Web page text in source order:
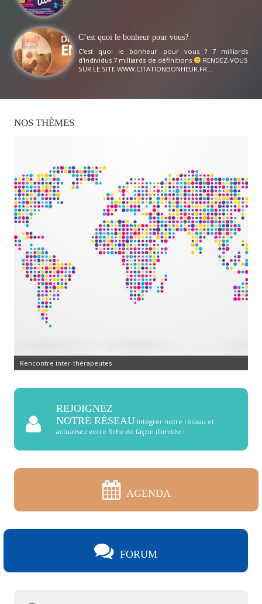
C’est quoi le bonheur pour vous?
C'est quoi le bonheur pour vous ? 7 milliards
d'individus 7 milliards de définitions
RENDEZ-VOUS
SUR LE SITE WWW.CITATIONBONHEUR.FR...
NOS THÈMES
Rencontre inter-thérapeutes
REJOIGNEZ
NOTRE RÉSEAU Intégrer notre réseau et
actualisez votre fiche de façon illimitée !
AGENDA
FORUM